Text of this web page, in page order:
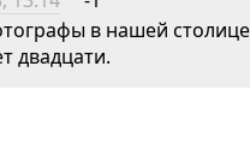
в нашей
двадцати.